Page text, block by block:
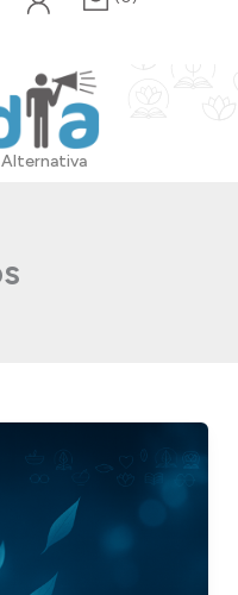
Alternativa